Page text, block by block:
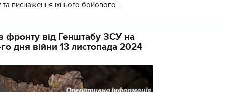
та виснаження їхнього бойового
фронту від Генштабу ЗСУ на
дня війни 13 листопада 2024